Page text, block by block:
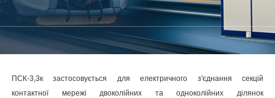
ПСК-3,3к застосовується для електричного з'єднання секцій
контактної мережі двоколійних та одноколійних ділянок